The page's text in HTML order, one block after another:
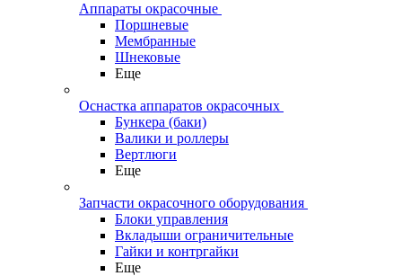
Аппараты окрасочные
Поршневые
Мембранные
Шнековые
Еще
Оснастка аппаратов окрасочных
Бункера (баки)
Валики и роллеры
Вертлюги
Еще
Запчасти окрасочного оборудования
Блоки управления
Вкладыши ограничительные
Гайки и контргайки
Еще